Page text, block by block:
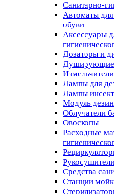
Санитарно-
Автоматы
обуви
Аксессуары
Дозаторы и
Душирующие
Лампы для
Лампы
Модуль
Облучатели
Овоскопы
Расходные
Рукосушители
Средства
Станции